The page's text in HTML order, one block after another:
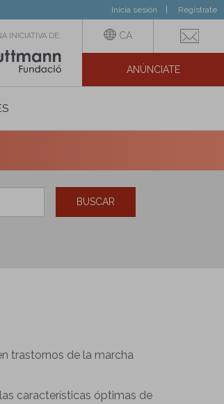
Inicia sesión Regístrate
INICIATIVA DE: CA
ANÚNCIATE
BUSCAR
trastornos de la marcha
características óptimas de